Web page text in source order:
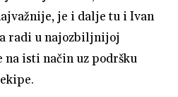
je i dalje tu i Ivan
radi u najozbiljnijoj
isti način uz podršku